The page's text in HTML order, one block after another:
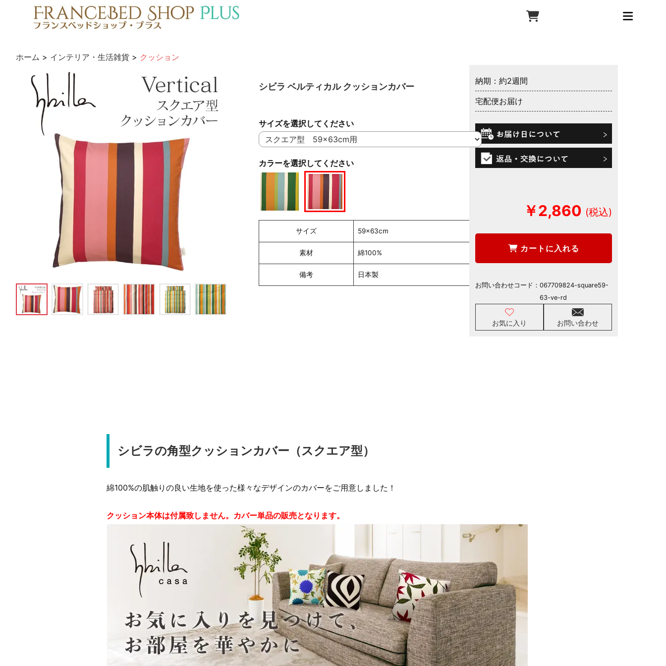
ホーム > インテリア・生活雑貨 > クッション
シビラ ベルティカル クッションカバー
カラーを選択してください
サイズを選択してください
サイズ 59×63cm
素材 綿100%
備考 日本製
納期：約2週間
宅配便お届け
￥2,860
カートに入れる
お気に入り お問い合わせ
お問い合わせコード： 067709824-square59-
63-ve-rd
シビラの角型クッションカバー（スクエア型）
綿100%の肌触りの良い生地を使った様々なデザインのカバーをご用意しました！
クッション本体は付属致しません。カバー単品の販売となります。